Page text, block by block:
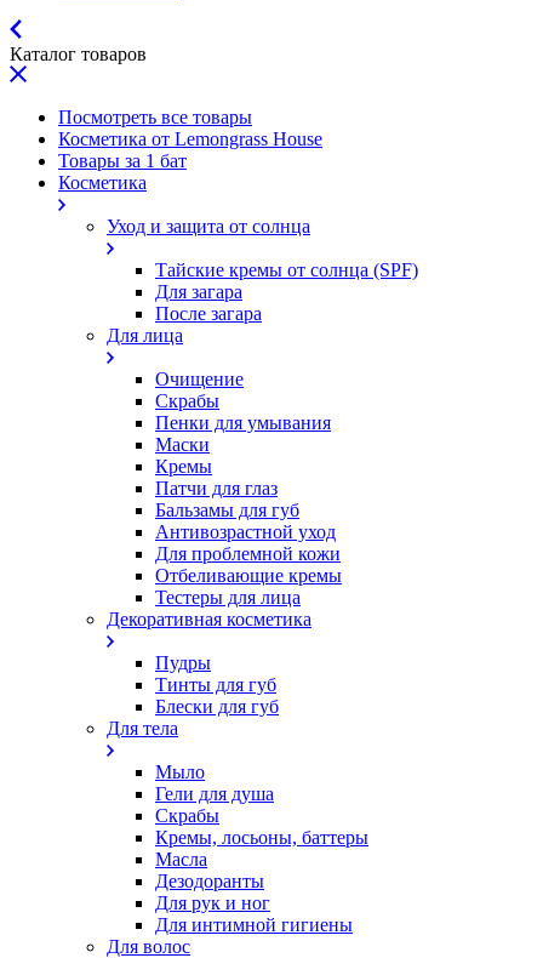
Каталог товаров
Посмотреть все товары
Косметика от Lemongrass House
Товары за 1 бат
Косметика
Уход и защита от солнца
Тайские кремы от солнца (SPF)
Для загара
После загара
Для лица
Очищение
Скрабы
Пенки для умывания
Маски
Кремы
Патчи для глаз
Бальзамы для губ
Антивозрастной уход
Для проблемной кожи
Oтбеливающие кремы
Тестеры для лица
Декоративная косметика
Пудры
Тинты для губ
Блески для губ
Для тела
Мыло
Гели для душа
Скрабы
Кремы, лосьоны, баттеры
Масла
Дезодоранты
Для рук и ног
Для интимной гигиены
Для волос